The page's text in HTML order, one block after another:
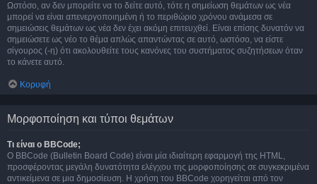
Ωστόσο, αν δεν μπορείτε να το δείτε αυτό, τότε η σημείωση θεμάτων ως νέα
μπορεί να είναι απενεργοποιημένη ή το περιθώριο χρόνου ανάμεσα σε
σημειώσεις θεμάτων ως νέα δεν έχει ακόμη επιτευχθεί. Είναι επίσης δυνατόν να
σημειώσετε ως νέο το θέμα απλώς απαντώντας σε αυτό, ωστόσο, να είστε
σίγουρος (-η) ότι ακολουθείτε τους κανόνες του συστήματος συζητήσεων όταν
το κάνετε αυτό.
Κορυφή
Μορφοποίηση και τύποι θεμάτων
Τι είναι ο BBCode;
Ο BBCode (Bulletin Board Code) είναι μία ιδιαίτερη εφαρμογή της HTML,
προσφέροντας μεγάλη δυνατότητα ελέγχου της μορφοποίησης σε συγκεκριμένα
αντικείμενα σε μια δημοσίευση. Η χρήση του BBCode χορηγείται από τον